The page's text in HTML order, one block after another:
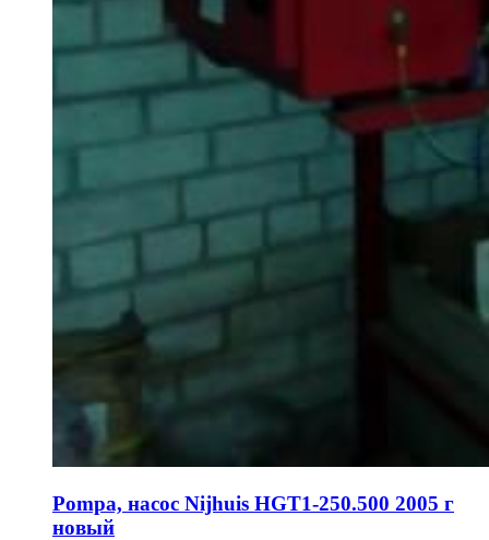
Pompa, насос Nijhuis HGT1-250.500 2005 г
новый